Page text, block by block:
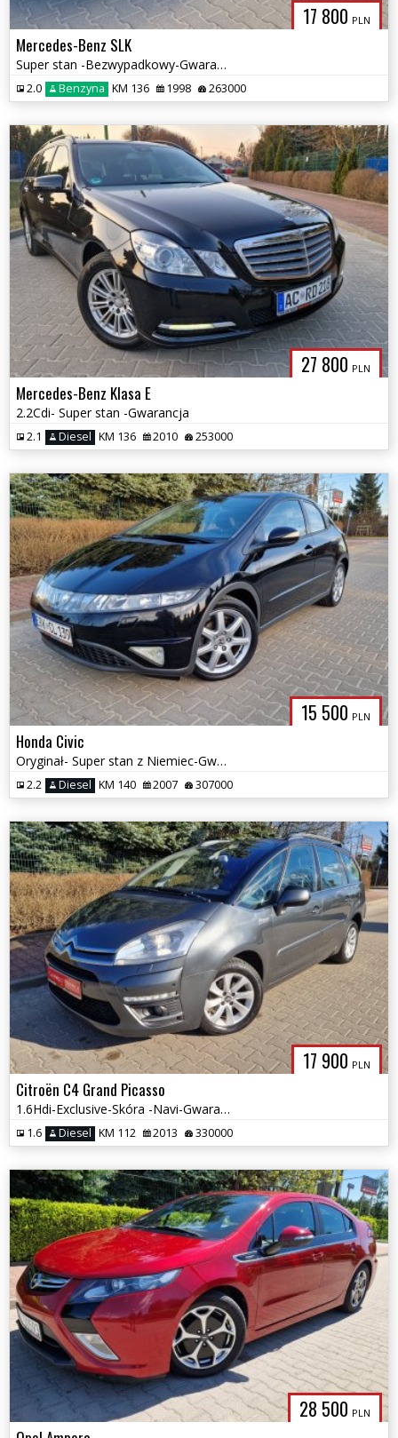
17 800 PLN
Mercedes-Benz SLK
Super stan -Bezwypadkowy-Gwarancja
2.0 Benzyna KM 136 1998 263000
27 800 PLN
Mercedes-Benz Klasa E
2.2Cdi- Super stan -Gwarancja
2.1 Diesel KM 136 2010 253000
15 500 PLN
Honda Civic
Oryginał- Super stan z Niemiec-Gwarancja
2.2 Diesel KM 140 2007 307000
17 900 PLN
Citroën C4 Grand Picasso
1.6Hdi-Exclusive-Skóra -Navi-Gwarancja
1.6 Diesel KM 112 2013 330000
28 500 PLN